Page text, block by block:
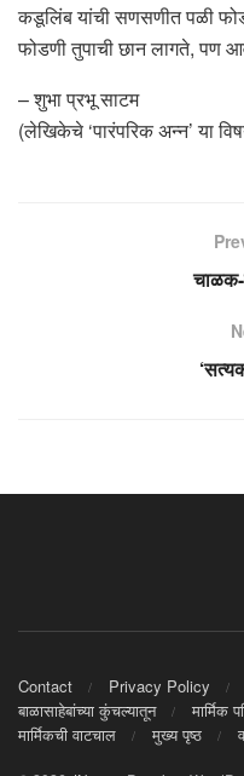
कडूलिंब यांची सणसणीत पळी
फोडणी तुपाची छान लागते, पण
– शुभा प्रभू साटम
(लेखिकेचे ‘पारंपरिक अन्न’ या
Contact Privacy Policy
बाळासाहेबांच्या कुंचल्यातून
मार्मिक
मार्मिकची वाटचाल
मुख्य पृष्ठ